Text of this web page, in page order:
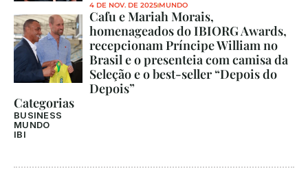
4 DE NOV. DE 2025 MUNDO
Cafu e Mariah Morais,
homenageados do IBIORG Awards,
recepcionam Príncipe William no
Brasil e o presenteia com camisa da
Seleção e o best-seller “Depois do
Depois”
Categorias
BUSINESS
MUNDO
IBI